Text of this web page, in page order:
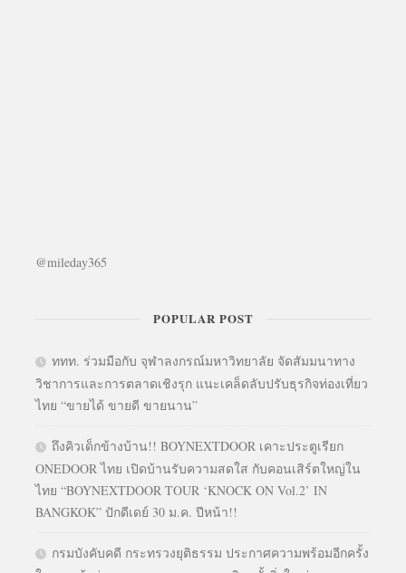
@mileday365
POPULAR POST
ททท. ร่วมมือกับ จุฬาลงกรณ์มหาวิทยาลัย จัดสัมมนาทาง
วิชาการและการตลาดเชิงรุก แนะเคล็ดลับปรับธุรกิจท่องเที่ยว
ไทย “ขายได้ ขายดี ขายนาน”
ถึงคิวเด็กข้างบ้าน!! BOYNEXTDOOR เคาะประตูเรียก
ONEDOOR ไทย เปิดบ้านรับความสดใส กับคอนเสิร์ตใหญ่ใน
ไทย “BOYNEXTDOOR TOUR ‘KNOCK ON Vol.2’ IN
BANGKOK” ปักดีเดย์ 30 ม.ค. ปีหน้า!!
กรมบังคับคดี กระทรวงยุติธรรม ประกาศความพร้อมอีกครั้ง